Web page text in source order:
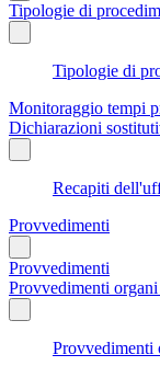
Tipologie di
Tipologie di
Monitoraggio tempi
Dichiarazioni
Recapiti
Provvedimenti
Provvedimenti
Provvedimenti
Provvedimenti